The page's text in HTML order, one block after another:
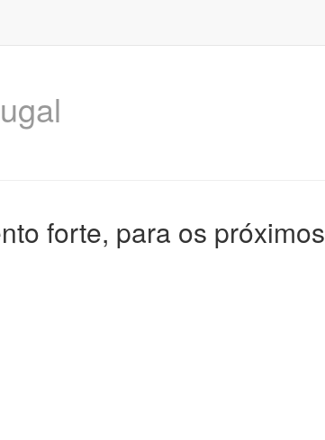
forte, para os próximos